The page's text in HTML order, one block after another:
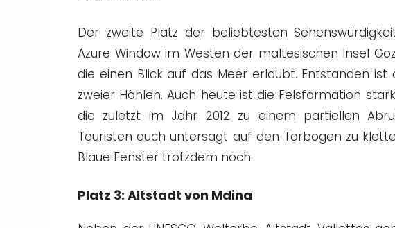
Der zweite Platz der beliebtesten
Azure Window im Westen der maltesischen Insel
die einen Blick auf das Meer erlaubt. Entstanden ist
zweier Höhlen. Auch heute ist die Felsformation
die zuletzt im Jahr 2012 zu einem partiellen
Touristen auch untersagt auf den Torbogen zu
Blaue Fenster trotzdem noch.
Platz 3: Altstadt von Mdina